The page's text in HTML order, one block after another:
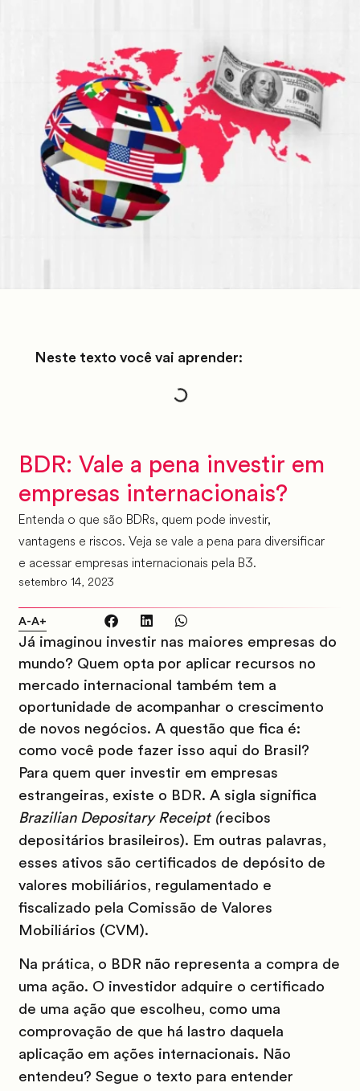
BDR: Vale a pena investir em
empresas internacionais?
Entenda o que são BDRs, quem pode investir,
vantagens e riscos. Veja se vale a pena para diversificar
e acessar empresas internacionais pela B3.
setembro 14, 2023
A-A+
Já imaginou investir nas maiores empresas do
mundo? Quem opta por aplicar recursos no
mercado internacional também tem a
oportunidade de acompanhar o crescimento
de novos negócios. A questão que fica é:
como você pode fazer isso aqui do Brasil?
Para quem quer investir em empresas
estrangeiras, existe o BDR. A sigla significa
Brazilian Depositary Receipt (recibos
depositários brasileiros). Em outras palavras,
esses ativos são certificados de depósito de
valores mobiliários, regulamentado e
fiscalizado pela Comissão de Valores
Mobiliários (CVM).
Na prática, o BDR não representa a compra de
uma ação. O investidor adquire o certificado
de uma ação que escolheu, como uma
comprovação de que há lastro daquela
aplicação em ações internacionais. Não
entendeu? Segue o texto para entender
Neste texto você vai aprender: